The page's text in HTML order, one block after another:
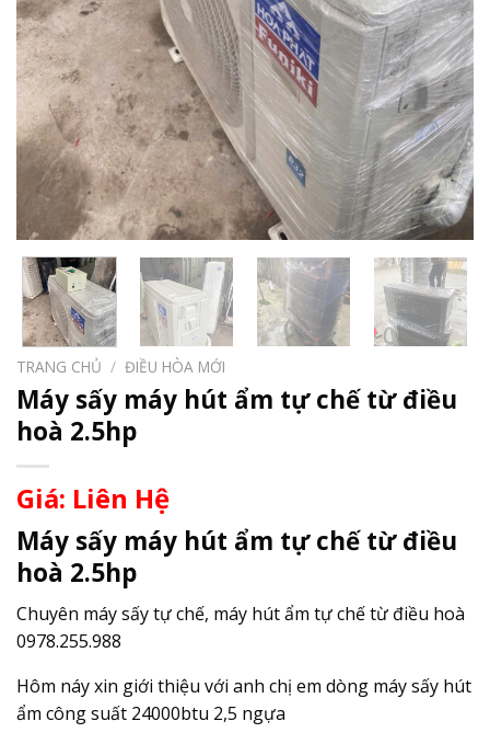
TRANG CHỦ / ĐIỀU HÒA MỚI
Máy sấy máy hút ẩm tự chế từ điều
hoà 2.5hp
Giá: Liên Hệ
Máy sấy máy hút ẩm tự chế từ điều
hoà 2.5hp
Chuyên máy sấy tự chế, máy hút ẩm tự chế từ điều hoà
0978.255.988
Hôm náy xin giới thiệu với anh chị em dòng máy sấy hút
ẩm công suất 24000btu 2,5 ngựa